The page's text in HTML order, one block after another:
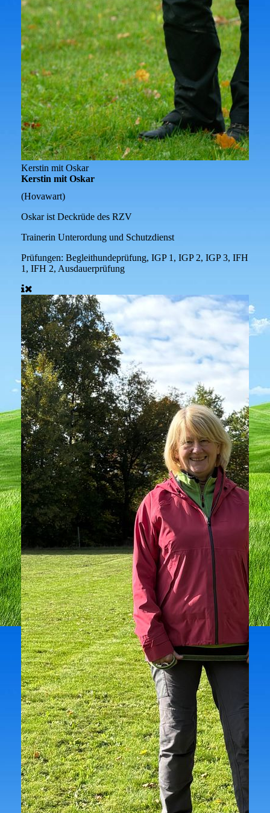
Kerstin mit Oskar
Kerstin mit Oskar
(Hovawart)
Oskar ist Deckrüde des RZV
Trainerin Unterordung und Schutzdienst
Prüfungen: Begleithundeprüfung, IGP 1, IGP 2, IGP 3, IFH
1, IFH 2, Ausdauerprüfung